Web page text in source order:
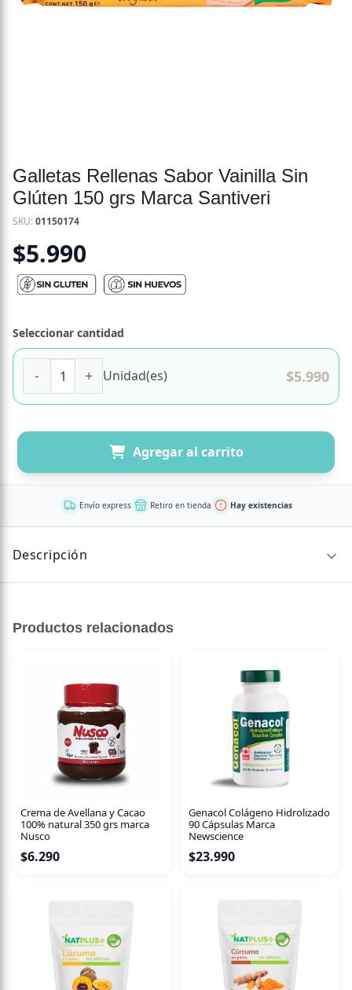
Galletas Rellenas Sabor Vainilla Sin
Glúten 150 grs Marca Santiveri
SKU:01150174
$5.990
Seleccionar cantidad
Unidad(es) $5.990
Agregar al carrito
Envío express Retiro en tienda Hay existencias
Descripción
Santiveri
ECOMMERCE PRODUCT ID: 37295
SKU: 01150174
Productos relacionados
Crema de Avellana y Cacao
100% natural 350 grs marca
Nusco
$6.290
Genacol Colágeno Hidrolizado
90 Cápsulas Marca
Newscience
$23.990